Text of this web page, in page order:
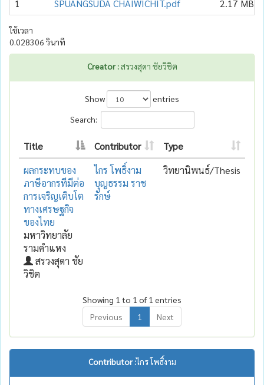
1
SPUANGSUDA CHAIWICHIT.pdf 2.17 MB
ใช้เวลา
0.028306 วินาที
Creator :สรวงสุดา ชัยวิชิต
Show
entries
Search:
Title Contributor
Type
ผลกระทบของ
ภาษีอากรทีมีต่อ
การเจริญเติบโต
ทางเศรษฐกิจ
ของไทย
มหาวิทยาลัย
รามคำแหง
สรวงสุดา ชัย
วิชิต
ไกร โพธิ์งาม
บุญธรรม ราช
รักษ์
วิทยานิพนธ์/Thesis
Showing 1 to 1 of 1 entries
Previous
1 Next
Contributor :ไกร โพธิ์งาม